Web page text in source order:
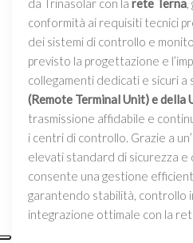
da Trinasolar con la rete Terna,
conformità ai requisiti tecnici
dei sistemi di controllo e
previsto la progettazione e
collegamenti dedicati e sicuri a
(Remote Terminal Unit) e della
trasmissione affidabile e
i centri di controllo. Grazie a
elevati standard di sicurezza e
consente una gestione
garantendo stabilità, controllo
integrazione ottimale con la